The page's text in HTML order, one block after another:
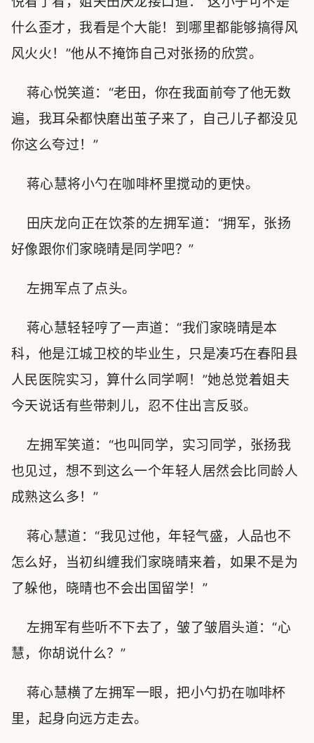
什么歪才，我看是个大能！到哪里都能够搞得风
风火火！”他从不掩饰自己对张扬的欣赏。
蒋心悦笑道：“老田，你在我面前夸了他无数
遍，我耳朵都快磨出茧子来了，自己儿子都没见
你这么夸过！”
蒋心慧将小勺在咖啡杯里搅动的更快。
田庆龙向正在饮茶的左拥军道：“拥军，张扬
好像跟你们家晓晴是同学吧？”
左拥军点了点头。
蒋心慧轻轻哼了一声道：“我们家晓晴是本
科，他是江城卫校的毕业生，只是凑巧在春阳县
人民医院实习，算什么同学啊！”她总觉着姐夫
今天说话有些带刺儿，忍不住出言反驳。
左拥军笑道：“也叫同学，实习同学，张扬我
也见过，想不到这么一个年轻人居然会比同龄人
成熟这么多！”
蒋心慧道：“我见过他，年轻气盛，人品也不
怎么好，当初纠缠我们家晓晴来着，如果不是为
了躲他，晓晴也不会出国留学！”
左拥军有些听不下去了，皱了皱眉头道：“心
慧，你胡说什么？”
蒋心慧横了左拥军一眼，把小勺扔在咖啡杯
里，起身向远方走去。